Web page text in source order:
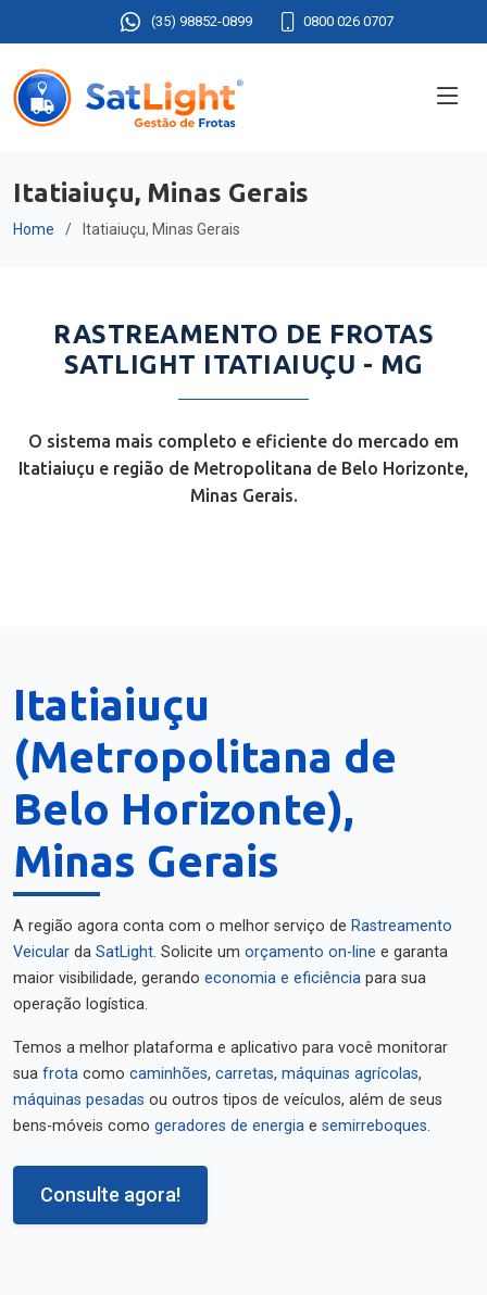
(35) 98852-0899 0800 026 0707
Itatiaiuçu, Minas Gerais
Home Itatiaiuçu, Minas Gerais
RASTREAMENTO DE FROTAS
SATLIGHT ITATIAIUÇU - MG
O sistema mais completo e eficiente do mercado em
Itatiaiuçu e região de Metropolitana de Belo Horizonte,
Minas Gerais.
Itatiaiuçu
(Metropolitana de
Belo Horizonte),
Minas Gerais
A região agora conta com o melhor serviço de Rastreamento
Veicular da SatLight. Solicite um orçamento on-line e garanta
maior visibilidade, gerando economia e eficiência para sua
operação logística.
Temos a melhor plataforma e aplicativo para você monitorar
sua frota como caminhões, carretas, máquinas agrícolas,
máquinas pesadas ou outros tipos de veículos, além de seus
bens-móveis como geradores de energia e semirreboques.
Consulte agora!